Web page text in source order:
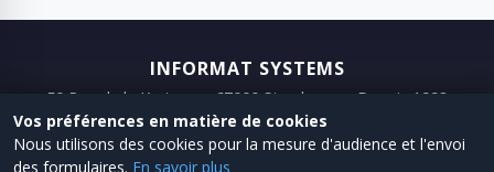
INFORMAT SYSTEMS
50 Rue de la Krutenau, 67000 Strasbourg · Depuis 1993
📞 03 88 75 98 98 📧 Email
Vos préférences en matière de cookies
Nous utilisons des cookies pour la mesure d'audience et l'envoi
des formulaires. En savoir plus